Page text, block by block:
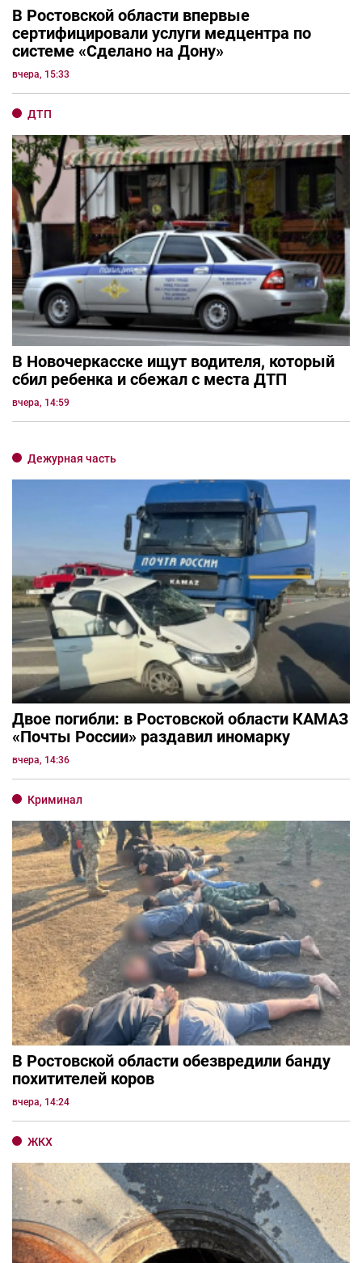
В Ростовской области впервые
сертифицировали услуги медцентра по
системе «Сделано на Дону»
вчера, 15:33
ДТП
В Новочеркасске ищут водителя, который
сбил ребенка и сбежал с места ДТП
вчера, 14:59
Дежурная часть
Двое погибли: в Ростовской области КАМАЗ
«Почты России» раздавил иномарку
вчера, 14:36
Криминал
В Ростовской области обезвредили банду
похитителей коров
вчера, 14:24
ЖКХ